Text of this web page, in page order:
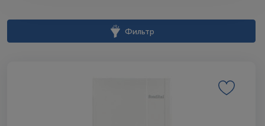
Фильтр